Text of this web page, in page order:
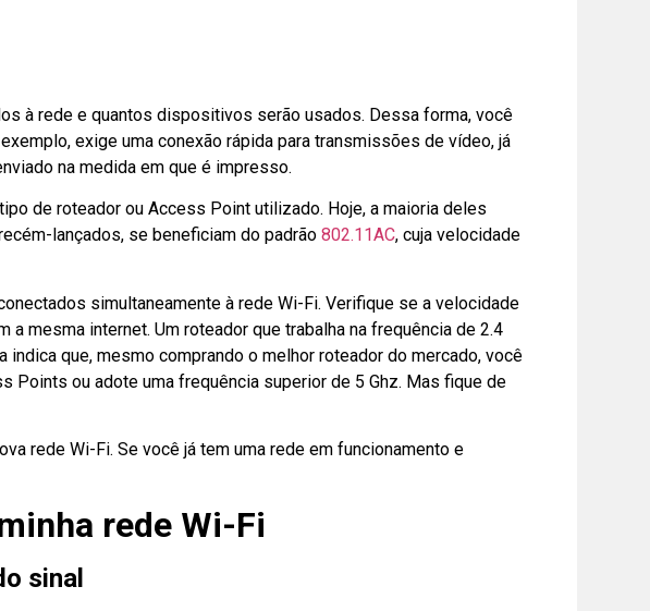
à rede e quantos dispositivos serão usados. Dessa forma, você
exige uma conexão rápida para transmissões de vídeo, já
na medida em que é impresso.
de roteador ou Access Point utilizado. Hoje, a maioria deles
lançados, se beneficiam do padrão 802.11AC, cuja velocidade
simultaneamente à rede Wi-Fi. Verifique se a velocidade
mesma internet. Um roteador que trabalha na frequência de 2.4
indica que, mesmo comprando o melhor roteador do mercado, você
ou adote uma frequência superior de 5 Ghz. Mas fique de
rede Wi-Fi. Se você já tem uma rede em funcionamento e
rede Wi-Fi
sinal